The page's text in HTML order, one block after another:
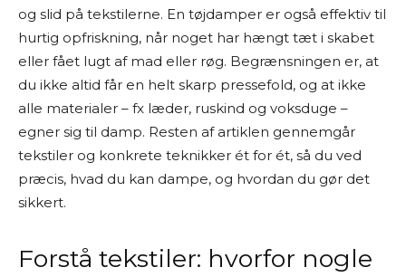
og slid på tekstilerne. En tøjdamper er også effektiv til
hurtig opfriskning, når noget har hængt tæt i skabet
eller fået lugt af mad eller røg. Begrænsningen er, at
du ikke altid får en helt skarp pressefold, og at ikke
alle materialer – fx læder, ruskind og voksduge –
egner sig til damp. Resten af artiklen gennemgår
tekstiler og konkrete teknikker ét for ét, så du ved
præcis, hvad du kan dampe, og hvordan du gør det
sikkert.
Forstå tekstiler: hvorfor nogle